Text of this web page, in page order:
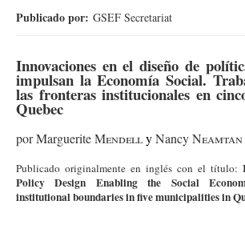
Publicado por: GSEF Secretariat
Innovaciones en el diseño de
impulsan la Economía Social.
las fronteras institucionales en
Quebec
porMargueriteMendellyNancyNeamtan
Publicado originalmente en inglés con el título:
Policy Design Enabling the Social
institutional boundaries in five municipalities in